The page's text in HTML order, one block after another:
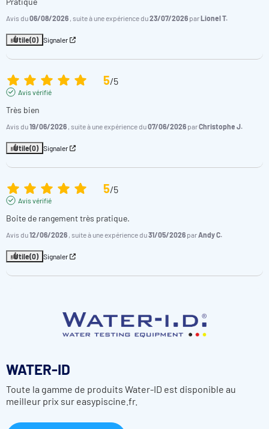
Avis du06/08/2026 , suite à une expérience du23/07/2026 parLionel T.
Utile(0) Signaler
5/5
Avis vérifié
Très bien
Avis du19/06/2026 , suite à une expérience du07/06/2026 parChristophe J.
Utile(0) Signaler
5/5
Avis vérifié
Boite de rangement très pratique.
Avis du12/06/2026 , suite à une expérience du31/05/2026 parAndy C.
Utile(0) Signaler
WATER-ID
Toute la gamme de produits Water-ID est disponible au
meilleur prix sur easypiscine.fr.